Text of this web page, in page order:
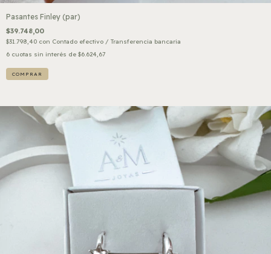
Pasantes Finley (par)
$39.748,00
$31.798,40 con Contado efectivo / Transferencia bancaria
6 cuotas sin interés de $6.624,67